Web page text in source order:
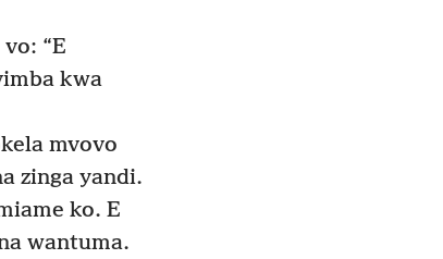
“E
kwa
mvovo
zinga yandi.
ko. E
wantuma.